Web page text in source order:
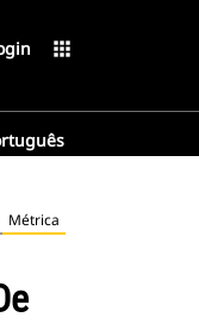
apps
Métrica